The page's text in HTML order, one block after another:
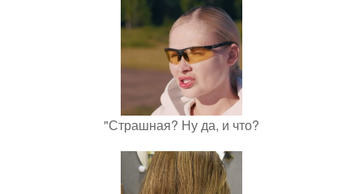
"Страшная? Ну да, и что?